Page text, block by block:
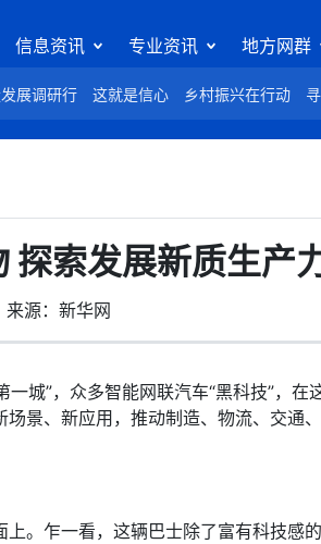
信息资讯 专业资讯 地方网群
展调研行 这就是信心 乡村振兴在行动
索发展新质生产
来源：新华网
”，众多智能网联汽车“黑科技”，在
景、新应用，推动制造、物流、交通
乍一看，这辆巴士除了富有科技感的